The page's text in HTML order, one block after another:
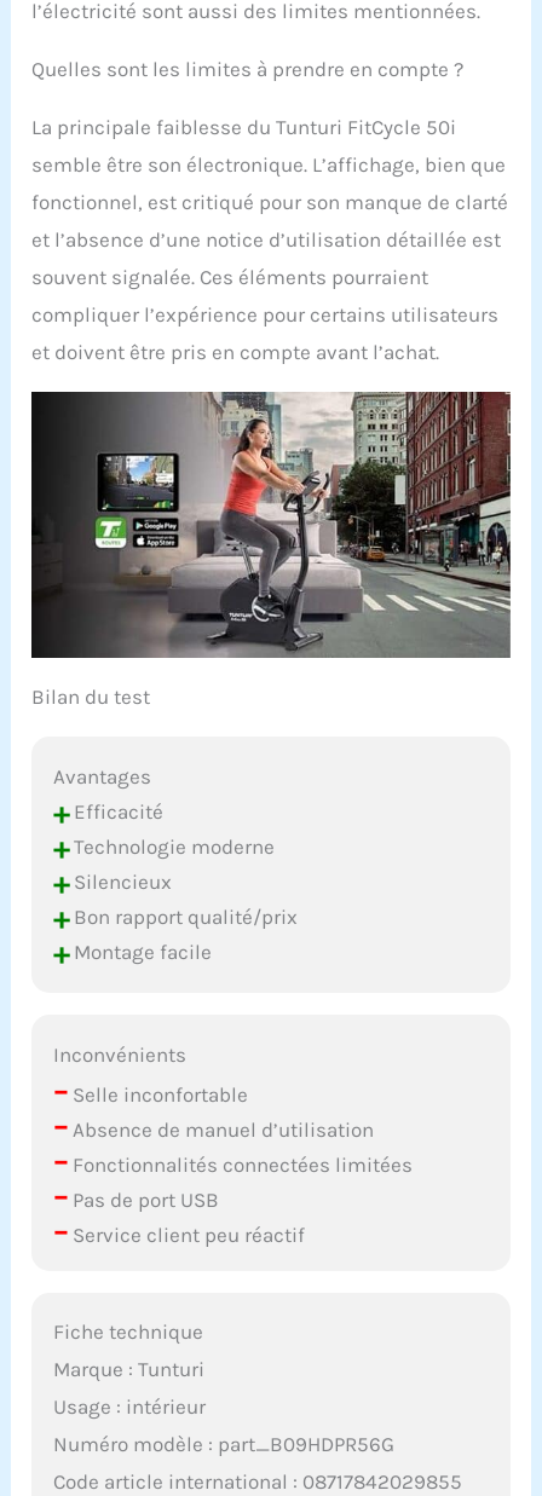
l’électricité sont aussi des limites mentionnées.
Quelles sont les limites à prendre en compte ?
La principale faiblesse du Tunturi FitCycle 50i
semble être son électronique. L’affichage, bien que
fonctionnel, est critiqué pour son manque de clarté
et l’absence d’une notice d’utilisation détaillée est
souvent signalée. Ces éléments pourraient
compliquer l’expérience pour certains utilisateurs
et doivent être pris en compte avant l’achat.
Bilan du test
Avantages
+Efficacité
+Technologie moderne
+Silencieux
+Bon rapport qualité/prix
+Montage facile
Inconvénients
– Selle inconfortable
– Absence de manuel d’utilisation
– Fonctionnalités connectées limitées
– Pas de port USB
– Service client peu réactif
Fiche technique
Marque : Tunturi
Usage : intérieur
Numéro modèle : part_B09HDPR56G
Code article international : 08717842029855